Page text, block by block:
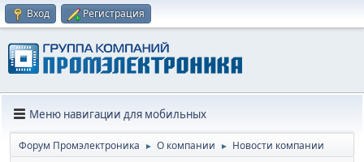
Вход Регистрация
Меню навигации для мобильных
Форум Промэлектроника ► О компании ► Новости компании